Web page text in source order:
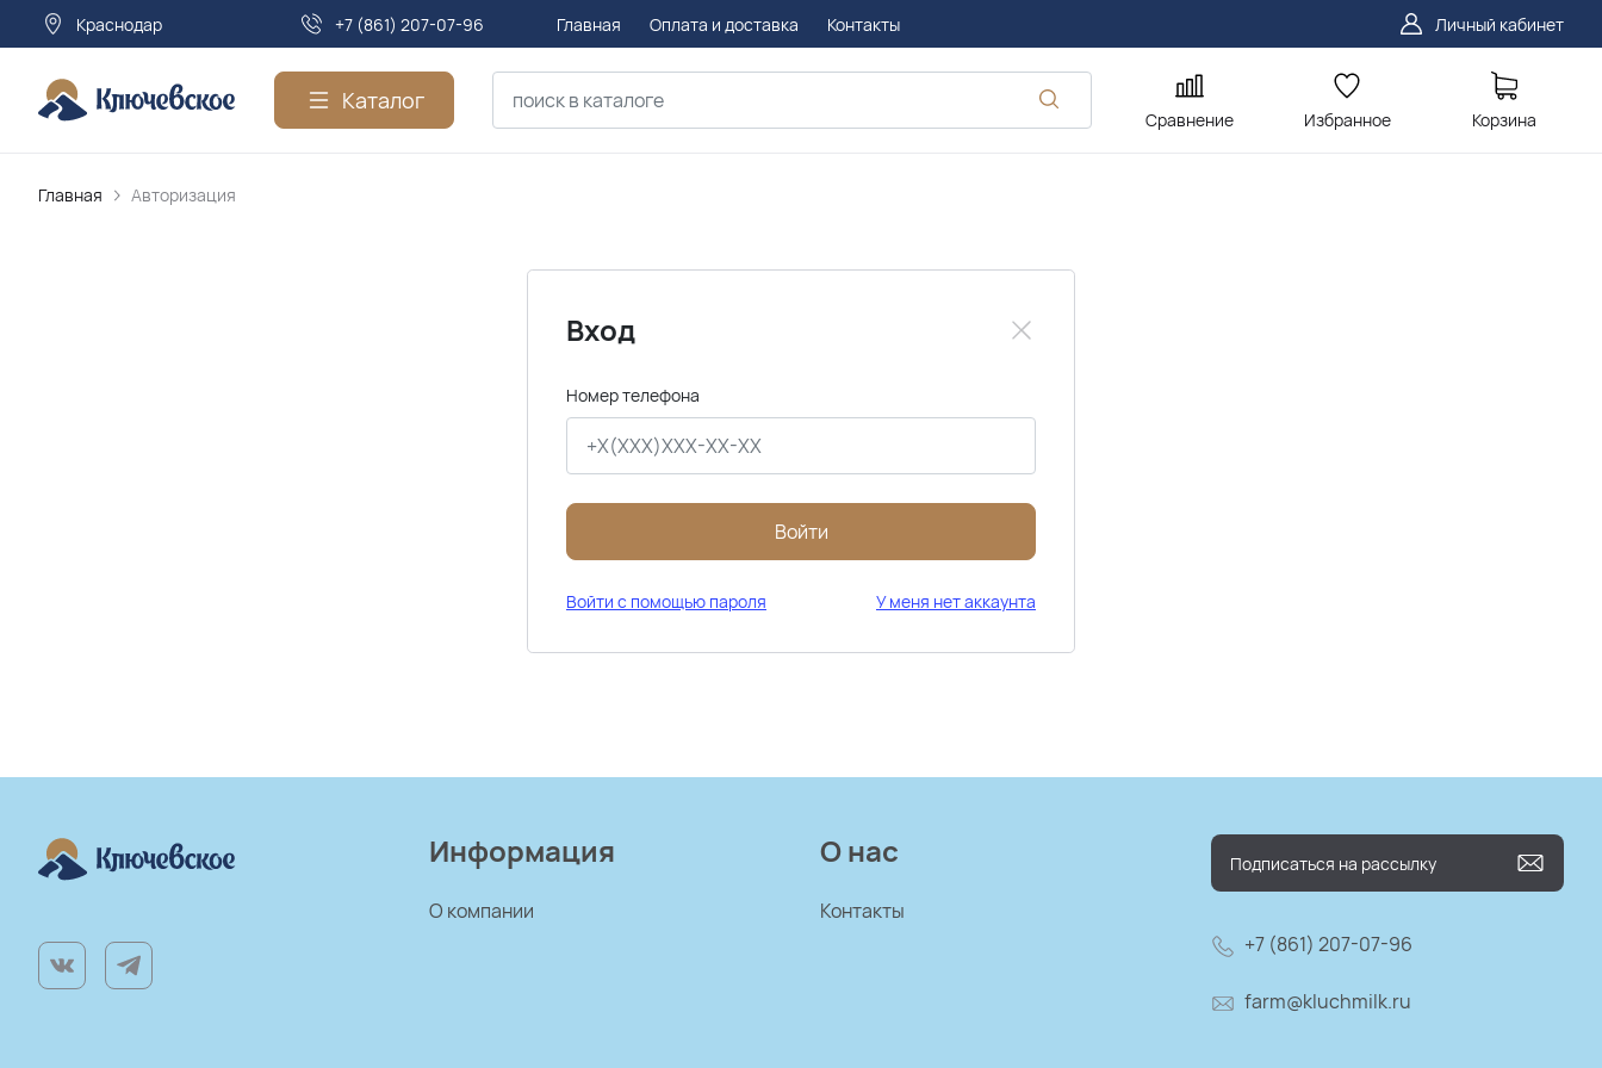
Краснодар +7 (861) 207-07-96 Главная Оплата и доставка Контакты Личный кабинет
Каталог
Сравнение Избранное Корзина
Главная Авторизация
Вход
Номер телефона
Войти
Войти с помощью пароля У меня нет аккаунта
+7 (861) 207-07-96
farm@kluchmilk.ru
Информация
О компании
О нас
Контакты